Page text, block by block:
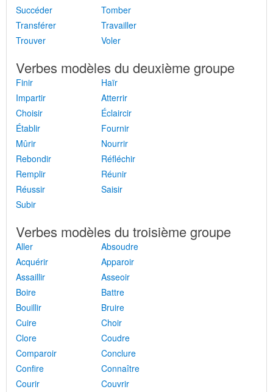
Succéder
Tomber
Transférer
Travailler
Trouver
Voler
Verbes modèles du deuxième groupe
Finir
Haïr
Impartir
Atterrir
Choisir
Éclaircir
Établir
Fournir
Mûrir
Nourrir
Rebondir
Réfléchir
Remplir
Réunir
Réussir
Saisir
Subir
Verbes modèles du troisième groupe
Aller
Absoudre
Acquérir
Apparoir
Assaillir
Asseoir
Boire
Battre
Bouillir
Bruire
Cuire
Choir
Clore
Coudre
Comparoir
Conclure
Confire
Connaître
Courir
Couvrir